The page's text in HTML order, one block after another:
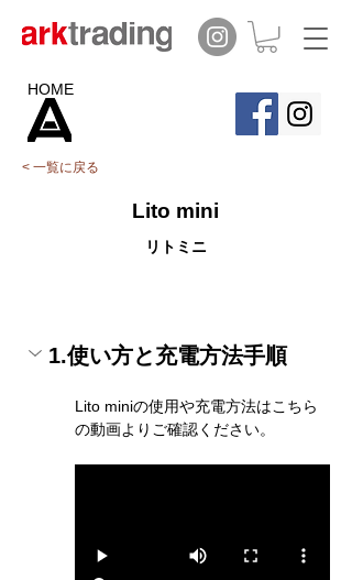
HOME
< 一覧に戻る
Lito mini
リトミニ
1.使い方と充電方法手順
Lito miniの使用や充電方法はこちら
の動画よりご確認ください。